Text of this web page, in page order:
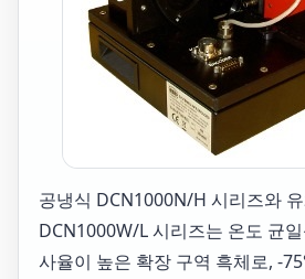
공냉식 DCN1000N/H 시리즈와
DCN1000W/L 시리즈는 온도 균
사율이 높은 확장 구역 흑체로, -